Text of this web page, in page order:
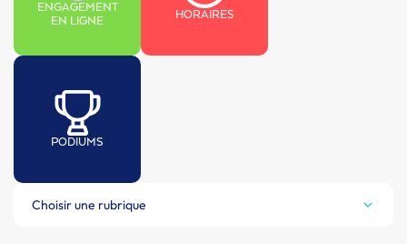
ENGAGEMENT
EN LIGNE
HORAIRES
PODIUMS
Choisir une rubrique